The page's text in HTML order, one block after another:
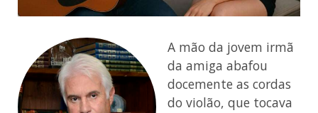
A mão da jovem irmã
da amiga abafou
docemente as cordas
do violão, que tocava